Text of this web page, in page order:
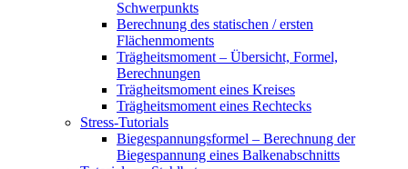
Schwerpunkts
Berechnung des statischen / ersten
Flächenmoments
Trägheitsmoment – ​​Übersicht, Formel,
Berechnungen
Trägheitsmoment eines Kreises
Trägheitsmoment eines Rechtecks
Stress-Tutorials
Biegespannungsformel – Berechnung der
Biegespannung eines Balkenabschnitts